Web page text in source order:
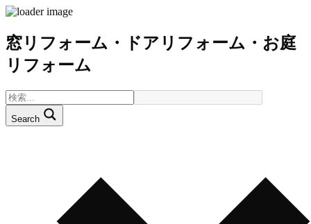
窓リフォーム・ドアリフォーム・お庭
リフォーム
Search